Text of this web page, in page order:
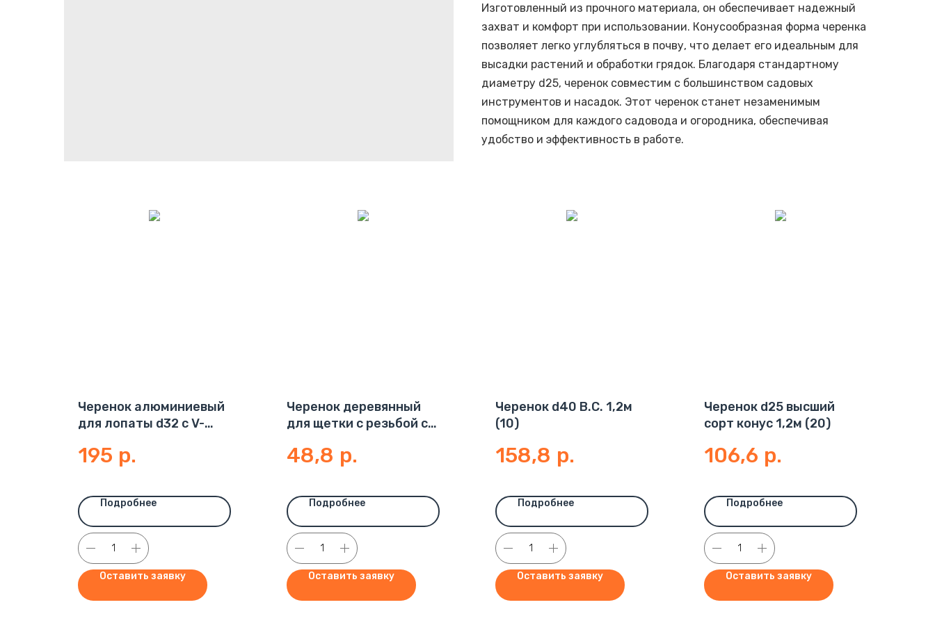
Изготовленный из прочного материала, он обеспечивает надежный
захват и комфорт при использовании. Конусообразная форма черенка
позволяет легко углубляться в почву, что делает его идеальным для
высадки растений и обработки грядок. Благодаря стандартному
диаметру d25, черенок совместим с большинством садовых
инструментов и насадок. Этот черенок станет незаменимым
помощником для каждого садовода и огородника, обеспечивая
удобство и эффективность в работе.
Черенок алюминиевый
для лопаты d32 с V-
195 р.
Подробнее
Оставить заявку
Черенок деревянный
для щетки с резьбой с
48,8 р.
Подробнее
Оставить заявку
Черенок d40 В.С. 1,2м
(10)
158,8 р.
Подробнее
Оставить заявку
Черенок d25 высший
сорт конус 1,2м (20)
106,6 р.
Подробнее
Оставить заявку